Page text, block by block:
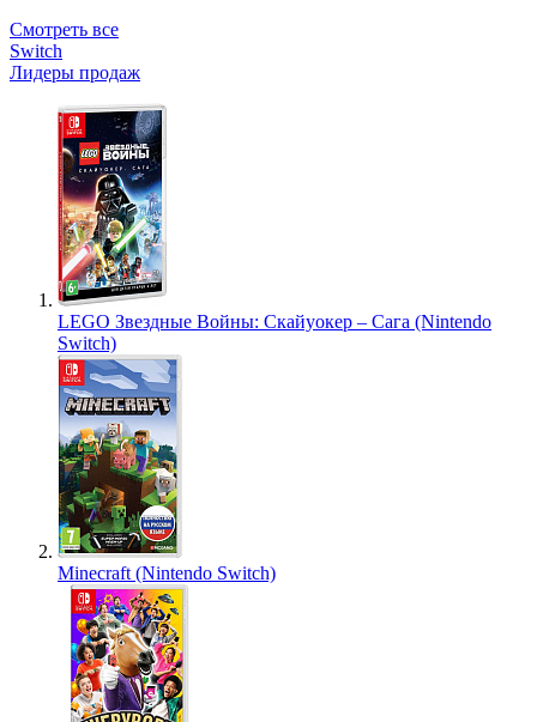
Смотреть все
Switch
Лидеры продаж
LEGO Звездные Войны: Скайуокер – Сага (Nintendo
Switch)
Minecraft (Nintendo Switch)